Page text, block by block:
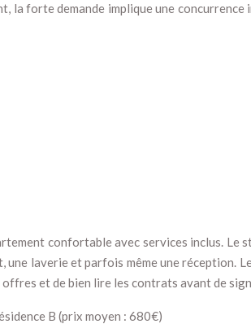
la forte demande implique une concurrence
confortable avec services inclus. Le
laverie et parfois même une réception.
et de bien lire les contrats avant de
B (prix moyen : 680€)